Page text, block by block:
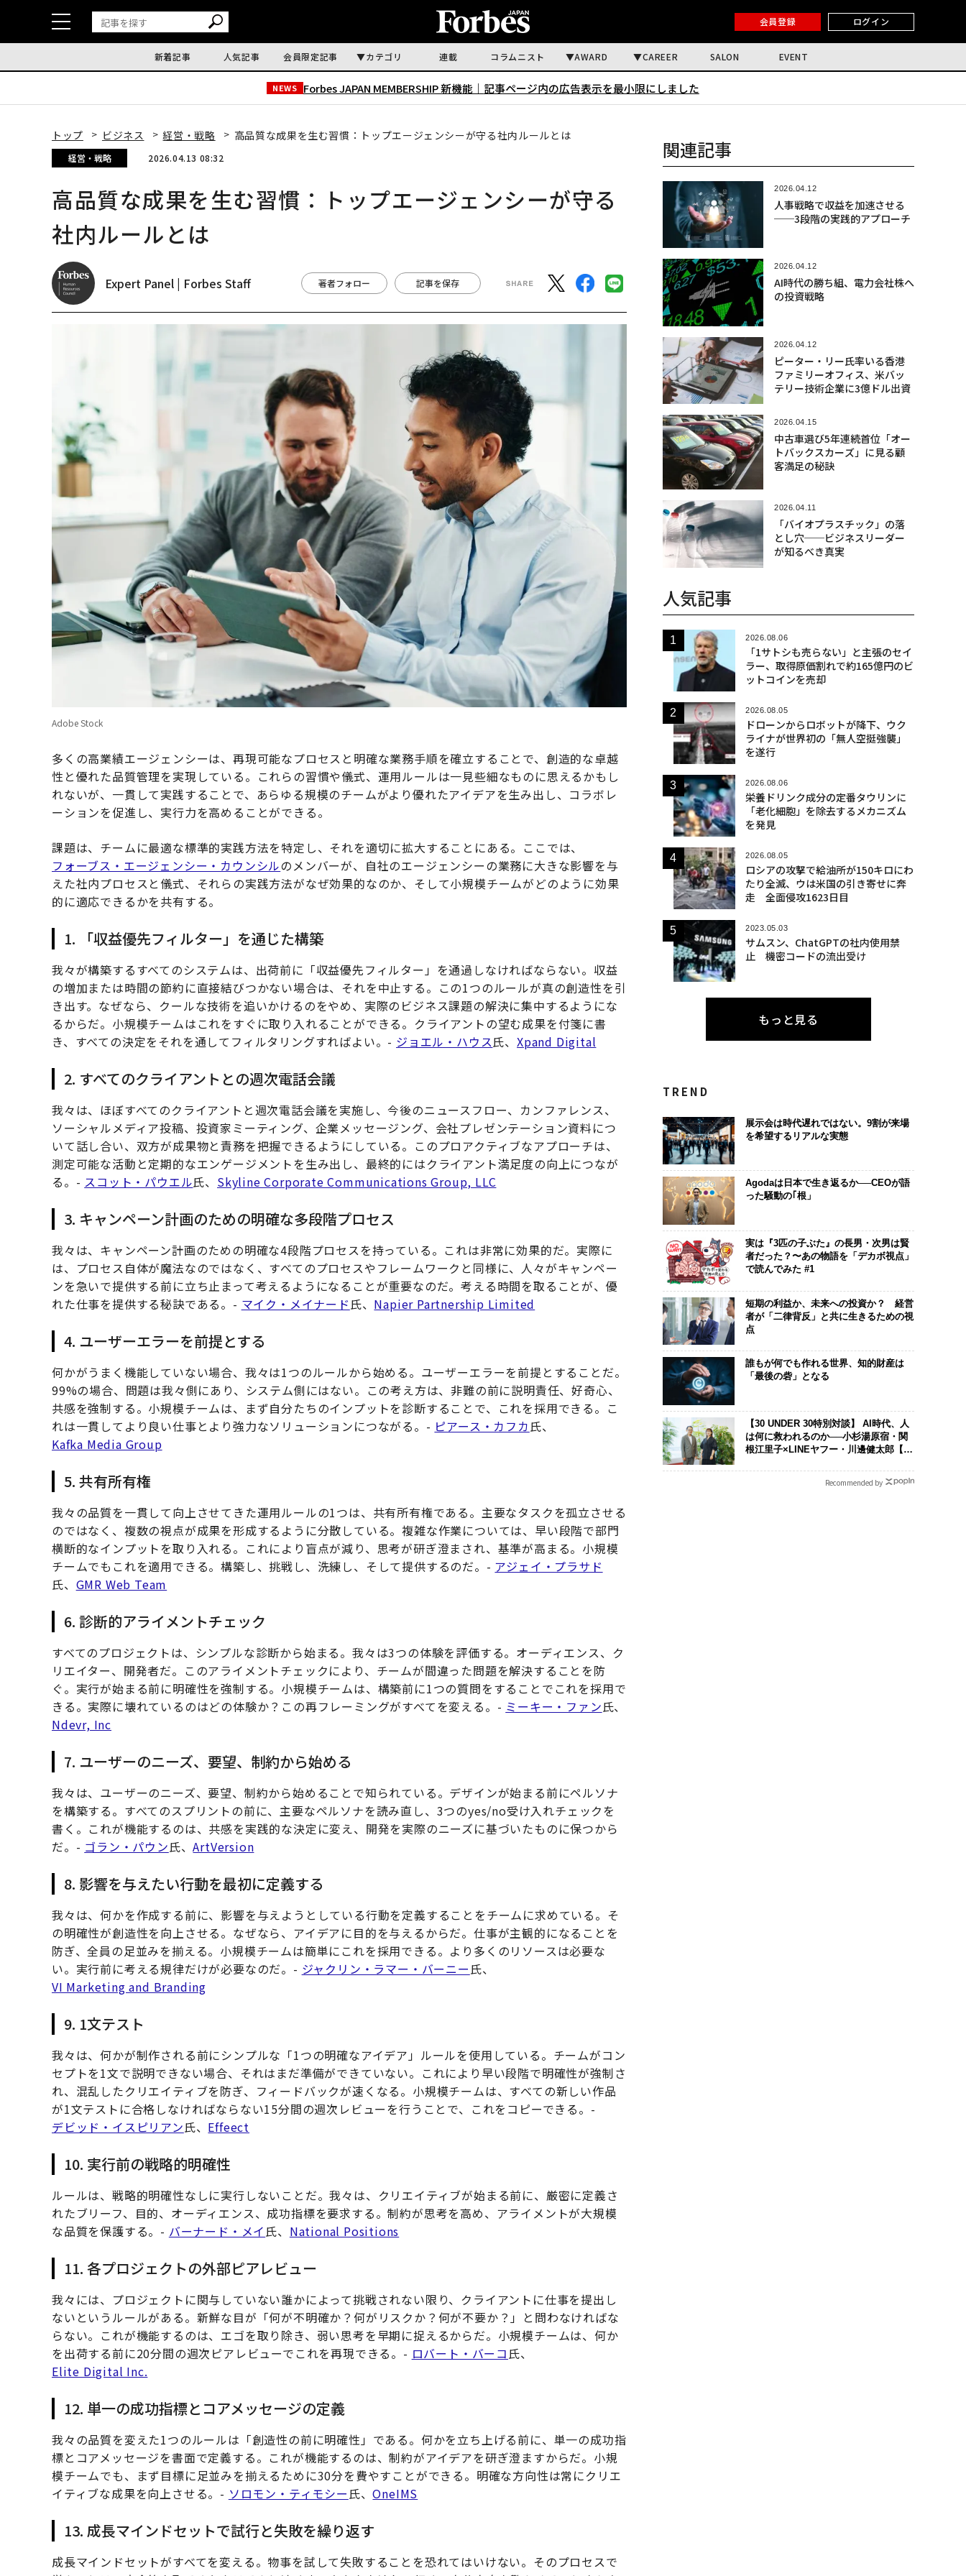
会員登録 ログイン
新着記事 人気記事 会員限定記事 カテゴリ 連載 コラムニスト AWARD CAREER SALON EVENT
NEWS Forbes JAPAN MEMBERSHIP 新機能｜ 記事ページ内の広告表示を最小限にしました
トップ ビジネス 経営・戦略 高品質な成果を生む習慣：トップエージェンシーが守る社内ルールとは
経営・戦略 2026.04.13 08:32
高品質な成果を生む習慣：トップエージェンシーが守る
社内ルールとは
Expert Panel | Forbes Staff 著者フォロー 記事を保存
Adobe Stock
多くの高業績エージェンシーは、再現可能なプロセスと明確な業務手順を確立することで、創造的な卓越
性と優れた品質管理を実現している。これらの習慣や儀式、運用ルールは一見些細なものに思えるかもし
れないが、一貫して実践することで、あらゆる規模のチームがより優れたアイデアを生み出し、コラボレ
ーションを促進し、実行力を高めることができる。
課題は、チームに最適な標準的実践方法を特定し、それを適切に拡大することにある。ここでは、
フォーブス・エージェンシー・カウンシルのメンバーが、自社のエージェンシーの業務に大きな影響を与
えた社内プロセスと儀式、それらの実践方法がなぜ効果的なのか、そして小規模チームがどのように効果
的に適応できるかを共有する。
1. 「収益優先フィルター」を通じた構築
我々が構築するすべてのシステムは、出荷前に「収益優先フィルター」を通過しなければならない。収益
の増加または時間の節約に直接結びつかない場合は、それを中止する。この1つのルールが真の創造性を引
き出す。なぜなら、クールな技術を追いかけるのをやめ、実際のビジネス課題の解決に集中するようにな
るからだ。小規模チームはこれをすぐに取り入れることができる。クライアントの望む成果を付箋に書
き、すべての決定をそれを通してフィルタリングすればよい。- ジョエル・ハウス氏、Xpand Digital
2. すべてのクライアントとの週次電話会議
我々は、ほぼすべてのクライアントと週次電話会議を実施し、今後のニュースフロー、カンファレンス、
ソーシャルメディア投稿、投資家ミーティング、企業メッセージング、会社プレゼンテーション資料につ
いて話し合い、双方が成果物と責務を把握できるようにしている。このプロアクティブなアプローチは、
測定可能な活動と定期的なエンゲージメントを生み出し、最終的にはクライアント満足度の向上につなが
る。- スコット・パウエル氏、 Skyline Corporate Communications Group, LLC
3. キャンペーン計画のための明確な多段階プロセス
我々は、キャンペーン計画のための明確な4段階プロセスを持っている。これは非常に効果的だ。実際に
は、プロセス自体が魔法なのではなく、すべてのプロセスやフレームワークと同様に、人々がキャンペー
ンを急いで提供する前に立ち止まって考えるようになることが重要なのだ。考える時間を取ることが、優
れた仕事を提供する秘訣である。- マイク・メイナード氏、 Napier Partnership Limited
4. ユーザーエラーを前提とする
何かがうまく機能していない場合、我々は1つのルールから始める。ユーザーエラーを前提とすることだ。
99%の場合、問題は我々側にあり、システム側にはない。この考え方は、非難の前に説明責任、好奇心、
共感を強制する。小規模チームは、まず自分たちのインプットを診断することで、これを採用できる。こ
れは一貫してより良い仕事とより強力なソリューションにつながる。- ピアース・カフカ氏、
Kafka Media Group
5. 共有所有権
我々の品質を一貫して向上させてきた運用ルールの1つは、共有所有権である。主要なタスクを孤立させる
のではなく、複数の視点が成果を形成するように分散している。複雑な作業については、早い段階で部門
横断的なインプットを取り入れる。これにより盲点が減り、思考が研ぎ澄まされ、基準が高まる。小規模
チームでもこれを適用できる。構築し、挑戦し、洗練し、そして提供するのだ。- アジェイ・プラサド
氏、 GMR Web Team
6. 診断的アライメントチェック
すべてのプロジェクトは、シンプルな診断から始まる。我々は3つの体験を評価する。オーディエンス、ク
リエイター、開発者だ。このアライメントチェックにより、チームが間違った問題を解決することを防
ぐ。実行が始まる前に明確性を強制する。小規模チームは、構築前に1つの質問をすることでこれを採用で
きる。実際に壊れているのはどの体験か？この再フレーミングがすべてを変える。- ミーキー・ファン氏、
Ndevr, Inc
7. ユーザーのニーズ、要望、制約から始める
我々は、ユーザーのニーズ、要望、制約から始めることで知られている。デザインが始まる前にペルソナ
を構築する。すべてのスプリントの前に、主要なペルソナを読み直し、3つのyes/no受け入れチェックを
書く。これが機能するのは、共感を実践的な決定に変え、開発を実際のニーズに基づいたものに保つから
だ。- ゴラン・パウン氏、ArtVersion
8. 影響を与えたい行動を最初に定義する
我々は、何かを作成する前に、影響を与えようとしている行動を定義することをチームに求めている。そ
の明確性が創造性を向上させる。なぜなら、アイデアに目的を与えるからだ。仕事が主観的になることを
防ぎ、全員の足並みを揃える。小規模チームは簡単にこれを採用できる。より多くのリソースは必要な
い。実行前に考える規律だけが必要なのだ。- ジャクリン・ラマー・バーニー氏、
VI Marketing and Branding
9. 1文テスト
我々は、何かが制作される前にシンプルな「1つの明確なアイデア」ルールを使用している。チームがコン
セプトを1文で説明できない場合、それはまだ準備ができていない。これにより早い段階で明確性が強制さ
れ、混乱したクリエイティブを防ぎ、フィードバックが速くなる。小規模チームは、すべての新しい作品
が1文テストに合格しなければならない15分間の週次レビューを行うことで、これをコピーできる。-
デビッド・イスピリアン氏、 Effeect
10. 実行前の戦略的明確性
ルールは、戦略的明確性なしに実行しないことだ。我々は、クリエイティブが始まる前に、厳密に定義さ
れたブリーフ、目的、オーディエンス、成功指標を要求する。制約が思考を高め、アライメントが大規模
な品質を保護する。- バーナード・メイ氏、 National Positions
11. 各プロジェクトの外部ピアレビュー
我々には、プロジェクトに関与していない誰かによって挑戦されない限り、クライアントに仕事を提出し
ないというルールがある。新鮮な目が「何が不明確か？何がリスクか？何が不要か？」と問わなければな
らない。これが機能するのは、エゴを取り除き、弱い思考を早期に捉えるからだ。小規模チームは、何か
を出荷する前に20分間の週次ピアレビューでこれを再現できる。- ロバート・バーコ氏、
Elite Digital Inc.
12. 単一の成功指標とコアメッセージの定義
我々の品質を変えた1つのルールは「創造性の前に明確性」である。何かを立ち上げる前に、単一の成功指
標とコアメッセージを書面で定義する。これが機能するのは、制約がアイデアを研ぎ澄ますからだ。小規
模チームでも、まず目標に足並みを揃えるために30分を費やすことができる。明確な方向性は常にクリエ
イティブな成果を向上させる。- ソロモン・ティモシー氏、OneIMS
13. 成長マインドセットで試行と失敗を繰り返す
成長マインドセットがすべてを変える。物事を試して失敗することを恐れてはいけない。そのプロセスで
関連記事
2026.04.12
人事戦略で収益を加速させる
──3段階の実践的アプローチ
2026.04.12
AI時代の勝ち組、電力会社株へ
の投資戦略
2026.04.12
ピーター・リー氏率いる香港
ファミリーオフィス、米バッ
テリー技術企業に3億ドル出資
2026.04.15
中古車選び5年連続首位「オー
トバックスカーズ」に見る顧
客満足の秘訣
2026.04.11
「バイオプラスチック」の落
とし穴──ビジネスリーダー
が知るべき真実
人気記事
2026.08.06
「1サトシも売らない」と主張のセイ
ラー、取得原価割れで約165億円のビ
ットコインを売却
2026.08.05
ドローンからロボットが降下、ウク
ライナが世界初の「無人空挺強襲」
を遂行
2026.08.06
栄養ドリンク成分の定番タウリンに
「老化細胞」を除去するメカニズム
を発見
2026.08.05
ロシアの攻撃で給油所が150キロにわ
たり全滅、ウは米国の引き寄せに奔
走 全面侵攻1623日目
2023.05.03
サムスン、ChatGPTの社内使用禁
止 機密コードの流出受け
もっと見る
TREND
展示会は時代遅れではない。9割が来場
を希望するリアルな実態
Agodaは日本で生き返るか──CEOが語
った騒動の｢根」
実は『3匹の子ぶた』の長男・次男は賢
者だった？〜あの物語を「デカボ視点」
で読んでみた #1
短期の利益か、未来への投資か？ 経営
者が「二律背反」と共に生きるための視
点
誰もが何でも作れる世界、知的財産は
「最後の砦」となる
【30 UNDER 30特別対談】 AI時代、人
は何に救われるのか──小杉湯原宿・関
根江里子×LINEヤフー・川邊健太郎【後
Recommended by